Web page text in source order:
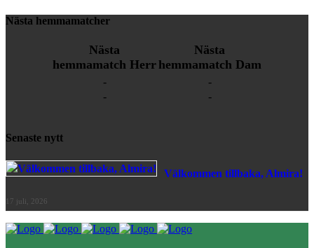
Nästa hemmamatcher
Nästa
hemmamatch Herr
-
-
Nästa
hemmamatch Dam
-
-
Senaste nytt
Välkommen tillbaka, Almira!
17 juli, 2026